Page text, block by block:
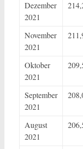
Dezember
2021
November
2021
Oktober
2021
September
2021
August
2021